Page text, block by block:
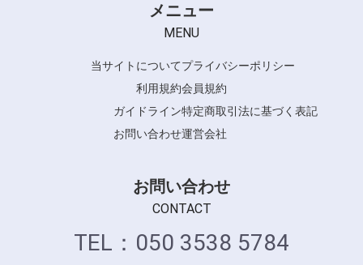
メニュー
MENU
当サイトについてプライバシーポリシー
利用規約会員規約
ガイドライン特定商取引法に基づく表記
お問い合わせ運営会社
お問い合わせ
CONTACT
TEL：050 3538 5784